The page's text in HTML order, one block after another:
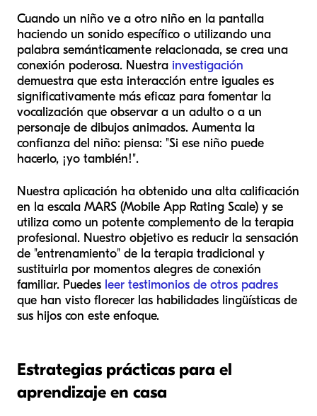
Cuando un niño ve a otro niño en la pantalla
haciendo un sonido específico o utilizando una
palabra semánticamente relacionada, se crea una
conexión poderosa. Nuestra investigación
demuestra que esta interacción entre iguales es
significativamente más eficaz para fomentar la
vocalización que observar a un adulto o a un
personaje de dibujos animados. Aumenta la
confianza del niño: piensa: "Si ese niño puede
hacerlo, ¡yo también!".
Nuestra aplicación ha obtenido una alta calificación
en la escala MARS (Mobile App Rating Scale) y se
utiliza como un potente complemento de la terapia
profesional. Nuestro objetivo es reducir la sensación
de "entrenamiento" de la terapia tradicional y
sustituirla por momentos alegres de conexión
familiar. Puedes leer testimonios de otros padres
que han visto florecer las habilidades lingüísticas de
sus hijos con este enfoque.
Estrategias prácticas para el
aprendizaje en casa